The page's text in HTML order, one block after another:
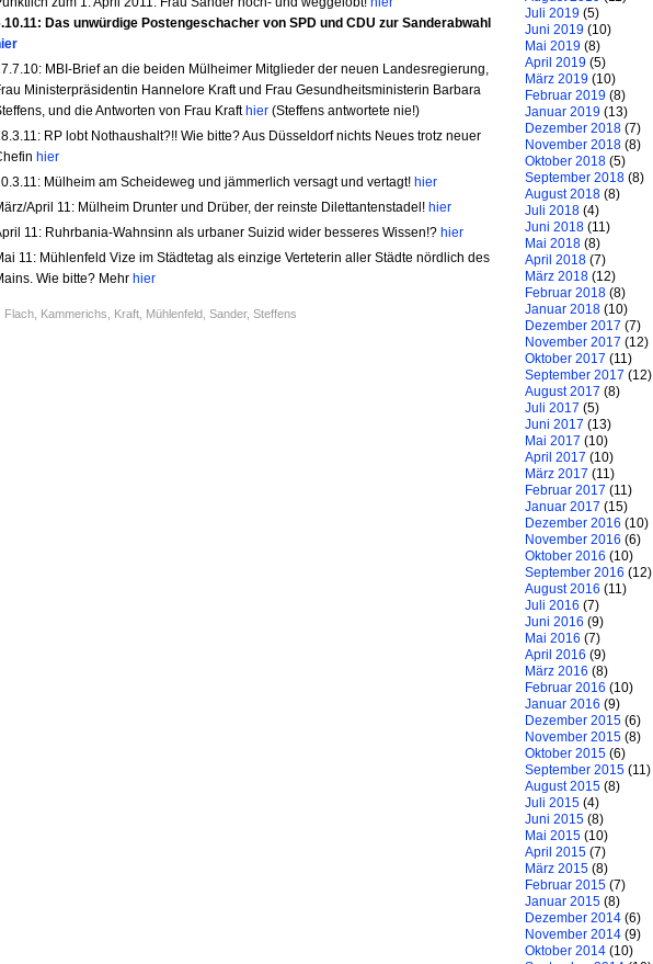
Das unwürdige Postengeschacher von SPD und CDU zur Sanderabwahl
MBI-Brief an die beiden Mülheimer Mitglieder der neuen Landesregierung,
Ministerpräsidentin Hannelore Kraft und Frau Gesundheitsministerin Barbara
und die Antworten von Frau Kraft hier (Steffens antwortete nie!)
RP lobt Nothaushalt?!! Wie bitte? Aus Düsseldorf nichts Neues trotz neuer
hier
Mülheim am Scheideweg und jämmerlich versagt und vertagt! hier
April 11: Mülheim Drunter und Drüber, der reinste Dilettantenstadel! hier
11: Ruhrbania-Wahnsinn als urbaner Suizid wider besseres Wissen!? hier
11: Mühlenfeld Vize im Städtetag als einzige Verteterin aller Städte nördlich des
Wie bitte? Mehr hier
Flach Kammerichs Kraft Mühlenfeld Sander, Steffens
Juli 2019 (5)
Juni 2019 (10)
Mai 2019 (8)
April 2019 (5)
März 2019 (10)
Februar 2019 (8)
Januar 2019 (13)
Dezember 2018 (7)
November 2018 (8)
Oktober 2018 (5)
September 2018 (8)
August 2018 (8)
Juli 2018 (4)
Juni 2018 (11)
Mai 2018 (8)
April 2018 (7)
März 2018 (12)
Februar 2018 (8)
Januar 2018 (10)
Dezember 2017 (7)
November 2017 (12)
Oktober 2017 (11)
September 2017 (12)
August 2017 (8)
Juli 2017 (5)
Juni 2017 (13)
Mai 2017 (10)
April 2017 (10)
März 2017 (11)
Februar 2017 (11)
Januar 2017 (15)
Dezember 2016 (10)
November 2016 (6)
Oktober 2016 (10)
September 2016 (12)
August 2016 (11)
Juli 2016 (7)
Juni 2016 (9)
Mai 2016 (7)
April 2016 (9)
März 2016 (8)
Februar 2016 (10)
Januar 2016 (9)
Dezember 2015 (6)
November 2015 (8)
Oktober 2015 (6)
September 2015 (11)
August 2015 (8)
Juli 2015 (4)
Juni 2015 (8)
Mai 2015 (10)
April 2015 (7)
März 2015 (8)
Februar 2015 (7)
Januar 2015 (8)
Dezember 2014 (6)
November 2014 (9)
Oktober 2014 (10)